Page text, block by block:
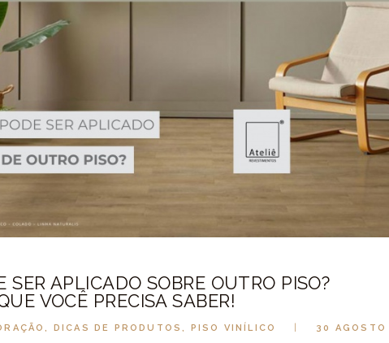
SER APLICADO SOBRE OUTRO PISO?
VOCÊ PRECISA SABER!
, DICAS DE PRODUTOS, PISO VINÍLICO
30 AGOSTO